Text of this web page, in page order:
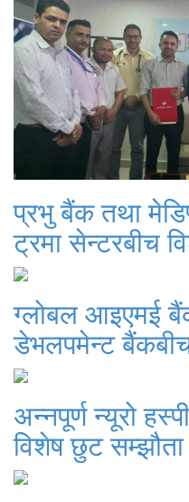
प्रभु बैंक तथा
ट्रमा सेन्टरबीच
ग्लोबल आइएमई
डेभलपमेन्ट
अन्नपूर्ण न्यूरो
विशेष छुट सम्झौता